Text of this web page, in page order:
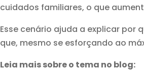
cuidados familiares, o que
Esse cenário ajuda a explicar por
que, mesmo se esforçando ao
Leia mais sobre o tema no blog: